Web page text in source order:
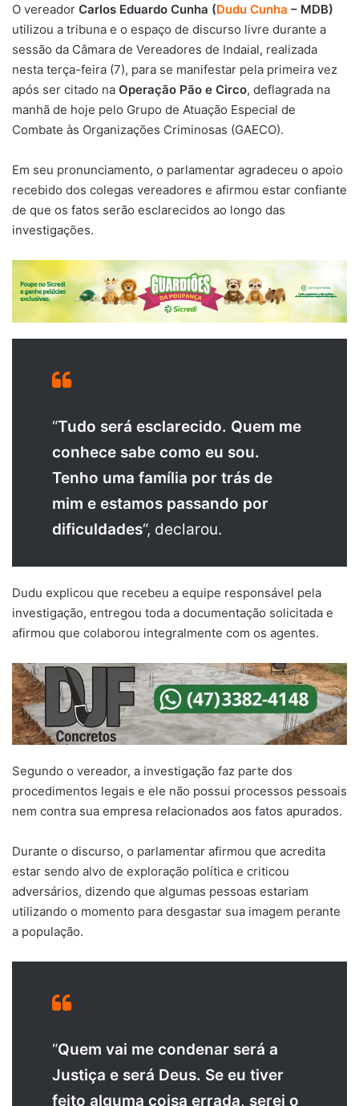
O vereador Carlos Eduardo Cunha (Dudu Cunha – MDB)
utilizou a tribuna e o espaço de discurso livre durante a
sessão da Câmara de Vereadores de Indaial, realizada
nesta terça-feira (7), para se manifestar pela primeira vez
após ser citado na Operação Pão e Circo, deflagrada na
manhã de hoje pelo Grupo de Atuação Especial de
Combate às Organizações Criminosas (GAECO).
Em seu pronunciamento, o parlamentar agradeceu o apoio
recebido dos colegas vereadores e afirmou estar confiante
de que os fatos serão esclarecidos ao longo das
investigações.
“Tudo será esclarecido. Quem me
conhece sabe como eu sou.
Tenho uma família por trás de
mim e estamos passando por
dificuldades“, declarou.
Dudu explicou que recebeu a equipe responsável pela
investigação, entregou toda a documentação solicitada e
afirmou que colaborou integralmente com os agentes.
Segundo o vereador, a investigação faz parte dos
procedimentos legais e ele não possui processos pessoais
nem contra sua empresa relacionados aos fatos apurados.
Durante o discurso, o parlamentar afirmou que acredita
estar sendo alvo de exploração política e criticou
adversários, dizendo que algumas pessoas estariam
utilizando o momento para desgastar sua imagem perante
a população.
“Quem vai me condenar será a
Justiça e será Deus. Se eu tiver
feito alguma coisa errada, serei o